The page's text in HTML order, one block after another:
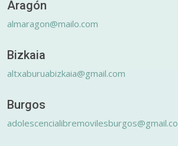
Aragón
almaragon@mailo.com
Bizkaia
altxaburuabizkaia@gmail.com
Burgos